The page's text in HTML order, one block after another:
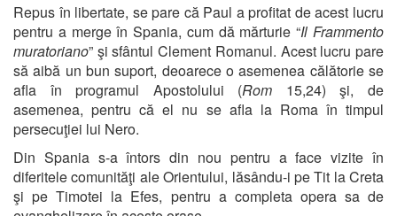
Repus în libertate, se pare că Paul a profitat de acest lucru
pentru a merge în Spania, cum dă mărturie “Il Frammento
muratoriano” şi sfântul Clement Romanul. Acest lucru pare
să aibă un bun suport, deoarece o asemenea călătorie se
afla în programul Apostolului (Rom 15,24) şi, de
asemenea, pentru că el nu se afla la Roma în timpul
persecuţiei lui Nero.
Din Spania s-a întors din nou pentru a face vizite în
diferitele comunităţi ale Orientului, lăsându-i pe Tit la Creta
şi pe Timotei la Efes, pentru a completa opera sa de